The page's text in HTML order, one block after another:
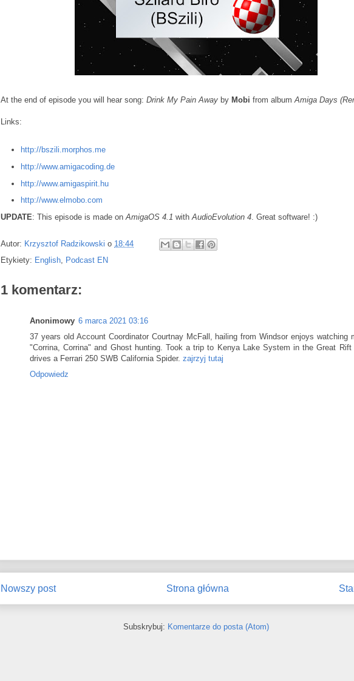
At the end of episode you will hear song: Drink My Pain Away by Mobi from albumAmiga Days
Links:
http://bszili.morphos.me
http://www.amigacoding.de
http://www.amigaspirit.hu
http://www.elmobo.com
UPDATE: This episode is made onAmigaOS 4.1 withAudioEvolution 4. Great software! :)
Autor: Krzysztof Radzikowski o 18:44
Etykiety: English, Podcast EN
1 komentarz:
Anonimowy 6 marca 2021 03:16
37 years old Account Coordinator Courtnay McFall, hailing from Windsor enjoys watching
"Corrina, Corrina" and Ghost hunting. Took a trip to Kenya Lake System in the Great Rift
drives a Ferrari 250 SWB California Spider. zajrzyj tutaj
Odpowiedz
Nowszy post Strona główna
Subskrybuj: Komentarze do posta (Atom)